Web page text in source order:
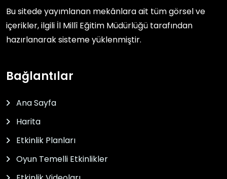
Bu sitede yayımlanan mekânlara ait tüm görsel ve
içerikler, ilgili İl Millî Eğitim Müdürlüğü tarafından
hazırlanarak sisteme yüklenmiştir.
Bağlantılar
Ana Sayfa
Harita
Etkinlik Planları
Oyun Temelli Etkinlikler